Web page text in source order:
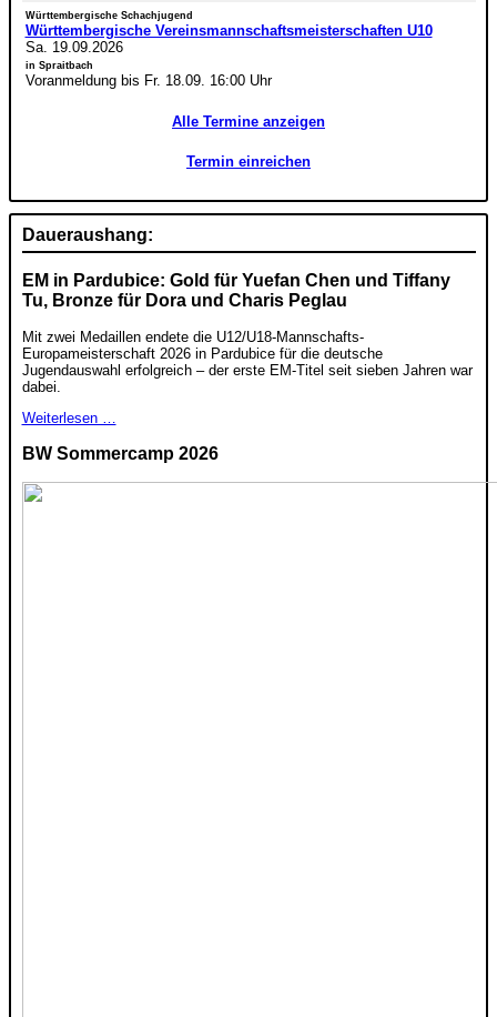
Württembergische Schachjugend
Württembergische Vereinsmannschaftsmeisterschaften U10
Sa. 19.09.2026
in Spraitbach
Voranmeldung bis Fr. 18.09. 16:00 Uhr
Alle Termine anzeigen
Termin einreichen
Daueraushang:
EM in Pardubice: Gold für Yuefan Chen und Tiffany
Tu, Bronze für Dora und Charis Peglau
Mit zwei Medaillen endete die U12/U18-Mannschafts-
Europameisterschaft 2026 in Pardubice für die deutsche
Jugendauswahl erfolgreich – der erste EM-Titel seit sieben Jahren war
dabei.
Weiterlesen …
BW Sommercamp 2026